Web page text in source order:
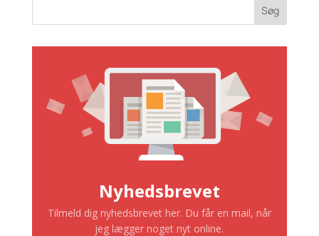
Søg
Nyhedsbrevet
Tilmeld dig nyhedsbrevet her. Du får en mail, når
jeg lægger noget nyt online.